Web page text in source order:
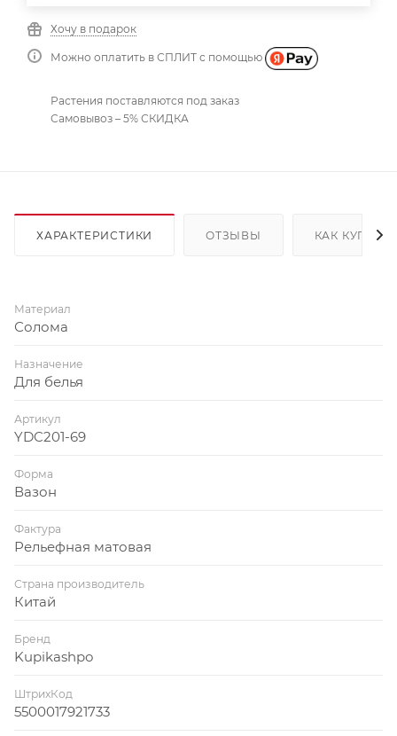
Хочу в подарок
Можно оплатить в СПЛИТ с помощью
Растения поставляются под заказ
Самовывоз – 5% СКИДКА
ХАРАКТЕРИСТИКИ ОТЗЫВЫ КАК КУПИТЬ
Материал
Солома
Назначение
Для белья
Артикул
YDC201-69
Форма
Вазон
Фактура
Рельефная матовая
Страна производитель
Китай
Бренд
Kupikashpo
ШтрихКод
5500017921733